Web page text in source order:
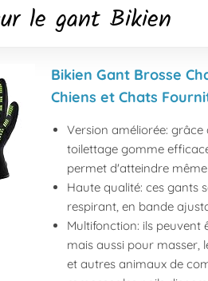
le gant Bikien
Bikien Gant Brosse
Chiens et Chats
Version améliorée:
toilettage gomme
permet d'atteindre même
Haute qualité: ces gants
respirant, en bande
Multifonction: ils peuvent
mais aussi pour masser,
et autres animaux de